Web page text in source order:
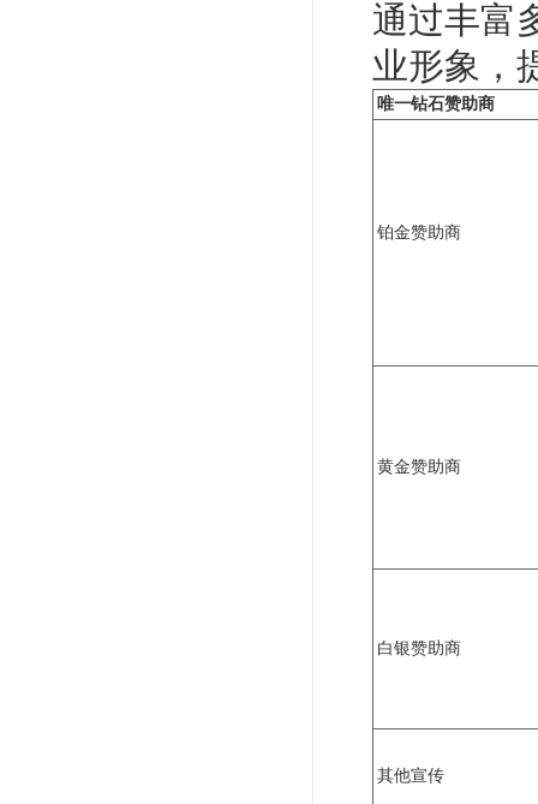
通过丰富
业形象，
唯一钻石赞助商
铂金赞助商
黄金赞助商
白银赞助商
其他宣传